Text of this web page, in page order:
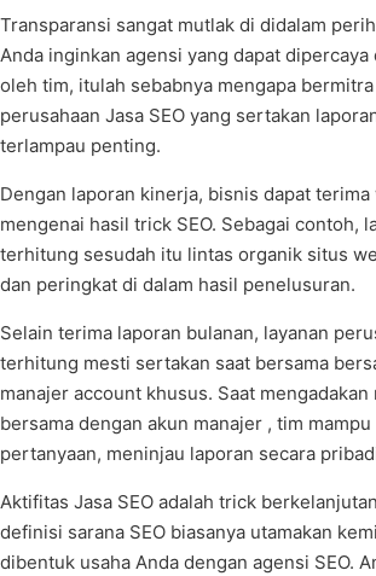
Transparansi sangat mutlak di didalam
Anda inginkan agensi yang dapat dipercaya
oleh tim, itulah sebabnya mengapa
perusahaan Jasa SEO yang sertakan
terlampau penting.
Dengan laporan kinerja, bisnis dapat terima
mengenai hasil trick SEO. Sebagai contoh,
terhitung sesudah itu lintas organik situs
dan peringkat di dalam hasil penelusuran.
Selain terima laporan bulanan, layanan
terhitung mesti sertakan saat bersama
manajer account khusus. Saat
bersama dengan akun manajer , tim
pertanyaan, meninjau laporan secara
Aktifitas Jasa SEO adalah trick
definisi sarana SEO biasanya utamakan
dibentuk usaha Anda dengan agensi SEO.